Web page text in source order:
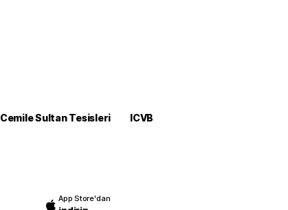
Cemile Sultan Tesisleri
ICVB
App Store'dan